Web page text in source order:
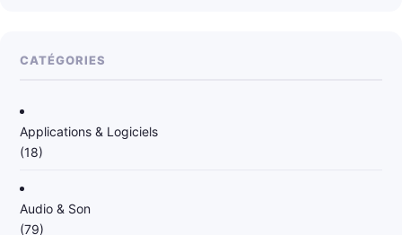
CATÉGORIES
Applications & Logiciels
(18)
Audio & Son
(79)